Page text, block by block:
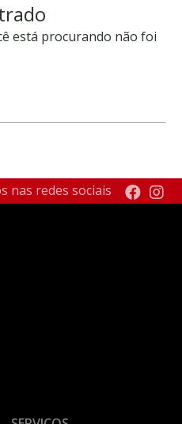
está procurando não foi
nas redes sociais